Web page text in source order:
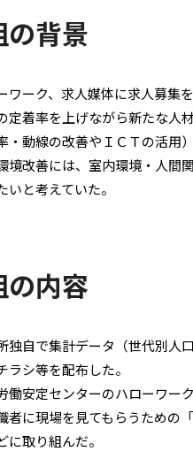
の背景
ワーク、求人媒体に求人募集
定着率を上げながら新たな人
・動線の改善やＩＣＴの活用
境改善には、室内環境・人間
いと考えていた。
の内容
独自で集計データ（世代別人
ラシ等を配布した。
働安定センターのハローワー
者に現場を見てもらうための
に取り組んだ。